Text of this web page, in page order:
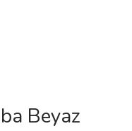
Beyaz